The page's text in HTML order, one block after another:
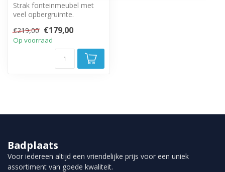
Strak fonteinmeubel met
veel opbergruimte.
soft close sl...
€219,00 €179,00
Op voorraad
Badplaats
Voor iedereen altijd een vriendelijke prijs voor een uniek
assortiment van goede kwaliteit.